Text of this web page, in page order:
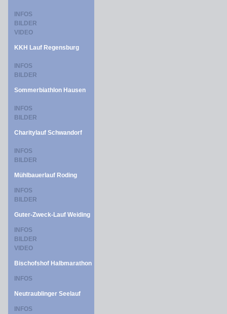
INFOS
BILDER
VIDEO
KKH Lauf Regensburg
INFOS
BILDER
Sommerbiathlon Hausen
INFOS
BILDER
Charitylauf Schwandorf
INFOS
BILDER
Mühlbauerlauf Roding
INFOS
BILDER
Guter-Zweck-Lauf Weiding
INFOS
BILDER
VIDEO
Bischofshof Halbmarathon
INFOS
Neutraublinger Seelauf
INFOS